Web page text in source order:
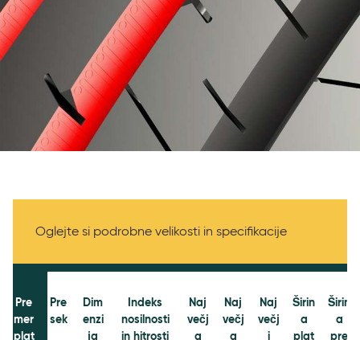
Oglejte si podrobne velikosti in specifikacije
Pre
mer
plat
Pre
sek
Dim
enzi
ja
Indeks
nosilnosti
in hitrosti
Naj
večj
a
Naj
večj
a
Naj
večj
i
Širin
a
plat
Širin
a
pre